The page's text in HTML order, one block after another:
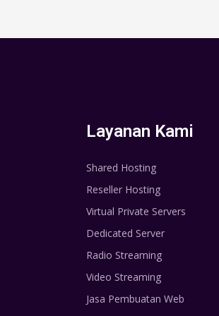
Layanan Kami
Shared Hosting
Reseller Hosting
Virtual Private Servers
Dedicated Server
Radio Streaming
Video Streaming
Jasa Pembuatan Web